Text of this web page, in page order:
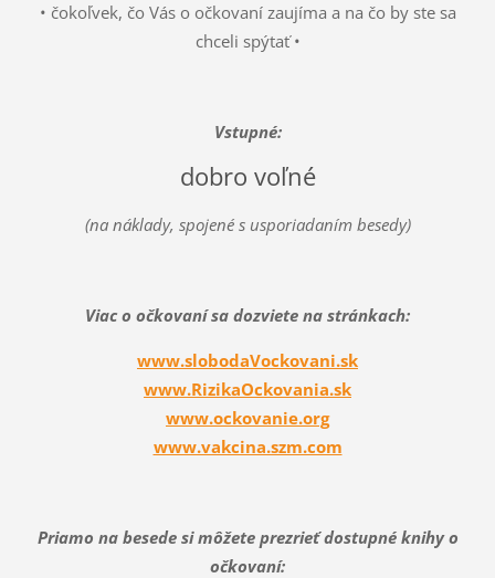
• čokoľvek, čo Vás o očkovaní zaujíma a na čo by ste sa
chceli spýtať •
Vstupné:
dobro voľné
(na náklady, spojené s usporiadaním besedy)
Viac o očkovaní sa dozviete na stránkach:
www.slobodaVockovani.sk
www.RizikaOckovania.sk
www.ockovanie.org
www.vakcina.szm.com
Priamo na besede si môžete prezrieť dostupné knihy o
očkovaní: